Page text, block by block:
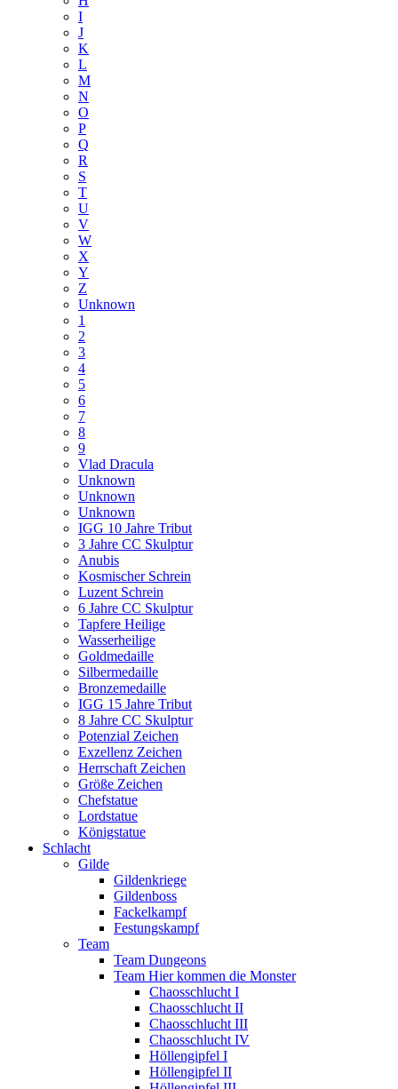
I
J
K
L
M
N
O
P
Q
R
S
T
U
V
W
X
Y
Z
Unknown
1
2
3
4
5
6
7
8
9
Vlad Dracula
Unknown
Unknown
Unknown
IGG 10 Jahre Tribut
3 Jahre CC Skulptur
Anubis
Kosmischer Schrein
Luzent Schrein
6 Jahre CC Skulptur
Tapfere Heilige
Wasserheilige
Goldmedaille
Silbermedaille
Bronzemedaille
IGG 15 Jahre Tribut
8 Jahre CC Skulptur
Potenzial Zeichen
Exzellenz Zeichen
Herrschaft Zeichen
Größe Zeichen
Chefstatue
Lordstatue
Königstatue
Schlacht
Gilde
Gildenkriege
Gildenboss
Fackelkampf
Festungskampf
Team
Team Dungeons
Team Hier kommen die Monster
Chaosschlucht I
Chaosschlucht II
Chaosschlucht III
Chaosschlucht IV
Höllengipfel I
Höllengipfel II